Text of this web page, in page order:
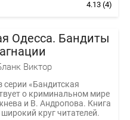
4.13(4)
Одесса. Бандиты
Виктор
серии «Бандитская
о криминальном мире
и В. Андропова. Книга
круг читателей.